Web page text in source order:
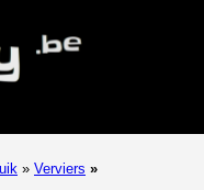
Luik » Verviers »